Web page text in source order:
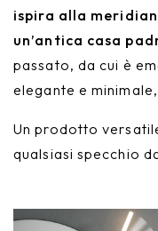
ispira alla
un’antica casa
passato, da cui è
elegante e
Un prodotto
qualsiasi specchio